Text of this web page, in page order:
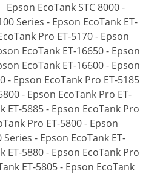
Epson EcoTank STC 8000 -
Series - Epson EcoTank ET-
Pro ET-5170 - Epson
EcoTank ET-16650 - Epson
EcoTank ET-16600 - Epson
- Epson EcoTank Pro ET-5185
- Epson EcoTank Pro ET-
ET-5885 - Epson EcoTank Pro
Pro ET-5800 - Epson
- Epson EcoTank ET-
ET-5880 - Epson EcoTank Pro
ET-5805 - Epson EcoTank